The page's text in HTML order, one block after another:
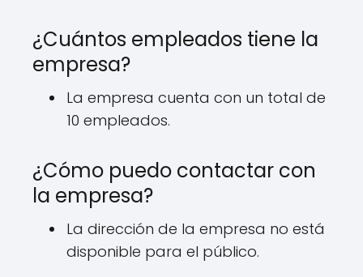
¿Cuántos empleados tiene la
empresa?
La empresa cuenta con un total de
10 empleados.
¿Cómo puedo contactar con
la empresa?
La dirección de la empresa no está
disponible para el público.